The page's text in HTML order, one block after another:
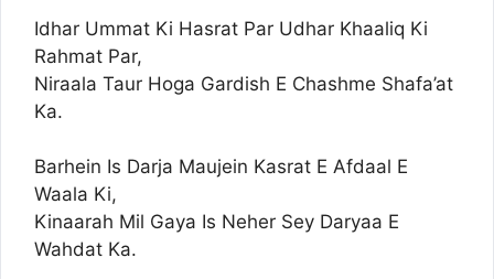
Idhar Ummat Ki Hasrat Par Udhar Khaaliq Ki
Rahmat Par,
Niraala Taur Hoga Gardish E Chashme Shafa’at
Ka.
Barhein Is Darja Maujein Kasrat E Afdaal E
Waala Ki,
Kinaarah Mil Gaya Is Neher Sey Daryaa E
Wahdat Ka.